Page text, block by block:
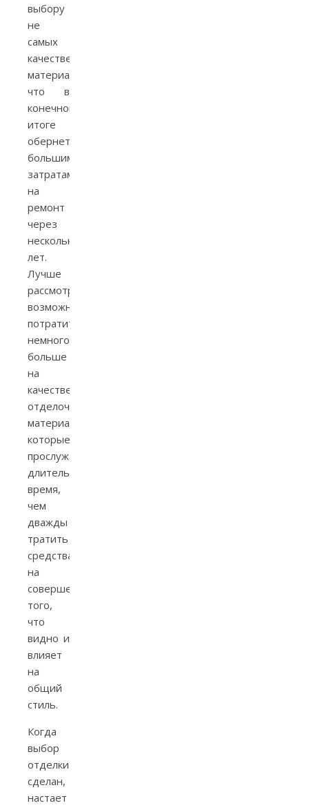
выбору
не
самых
качественных
материалов,
что в
конечном
итоге
обернется
большими
затратами
на
ремонт
через
несколько
лет.
Лучше
рассмотреть
возможность
потратить
немного
больше
на
качественные
отделочные
материалы,
которые
прослужат
длительное
время,
чем
дважды
тратить
средства
на
совершенствование
того,
что
видно и
влияет
на
общий
стиль.
Когда
выбор
отделки
сделан,
настает